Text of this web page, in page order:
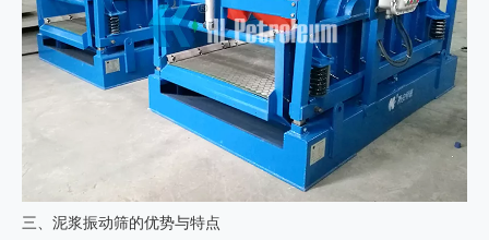
三、泥浆振动筛的优势与特点